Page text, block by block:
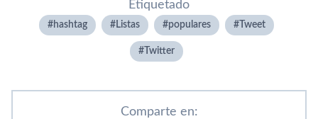
Etiquetado
hashtag Listas populares Tweet
Twitter
Comparte en: